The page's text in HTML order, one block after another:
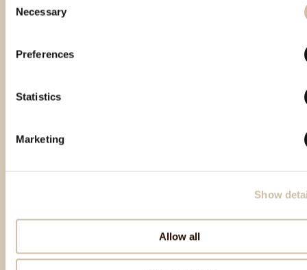
Selection
Necessary
Preferences
Statistics
Marketing
Show
Allow all